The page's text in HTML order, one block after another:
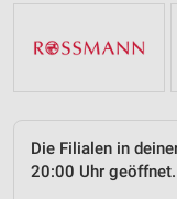
Die Filialen in
20:00 Uhr geöffnet.